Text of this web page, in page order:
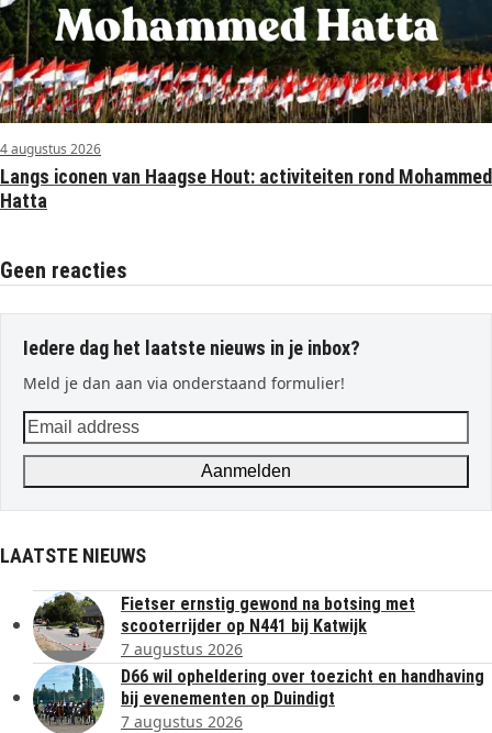
4 augustus 2026
Langs iconen van Haagse Hout: activiteiten rond Mohammed
Hatta
Geen reacties
Iedere dag het laatste nieuws in je inbox?
Meld je dan aan via onderstaand formulier!
Email
address
Aanmelden
LAATSTE NIEUWS
Fietser ernstig gewond na botsing met
scooterrijder op N441 bij Katwijk
7 augustus 2026
D66 wil opheldering over toezicht en handhaving
bij evenementen op Duindigt
7 augustus 2026